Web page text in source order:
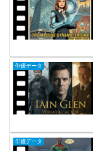
俳優データ
俳優データ